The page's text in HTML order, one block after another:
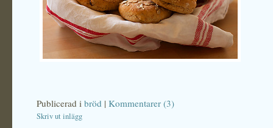
Publicerad i bröd | Kommentarer (3)
Skriv ut inlägg